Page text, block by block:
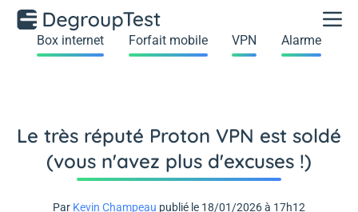
Box internet Forfait mobile VPN Alarme
Le très réputé Proton VPN est soldé
(vous n'avez plus d'excuses !)
Par Kevin Champeau publié le 18/01/2026 à 17h12